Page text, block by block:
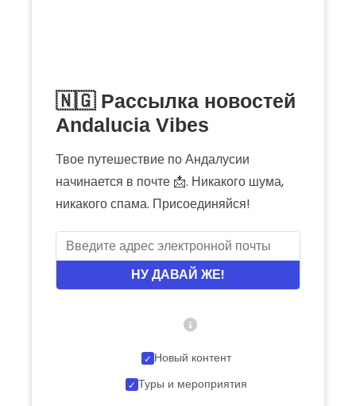
🇳🇬 Рассылка новостей
Andalucia Vibes
Твое путешествие по Андалусии
начинается в почте 📩. Никакого шума,
никакого спама. Присоединяйся!
НУ ДАВАЙ ЖЕ!
Новый контент
Туры и мероприятия